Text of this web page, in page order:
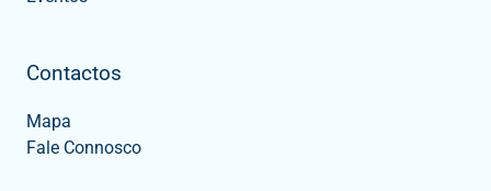
Contactos
Mapa
Fale Connosco